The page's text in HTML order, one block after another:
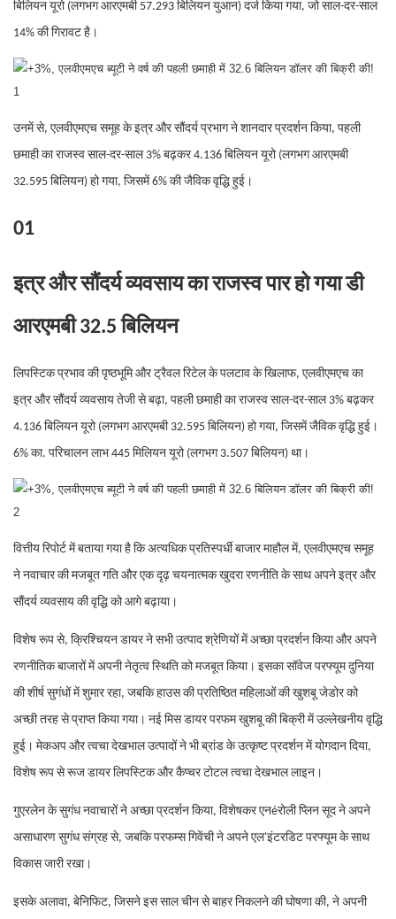
बिलियन यूरो (लगभग आरएमबी 57.293 बिलियन युआन) दर्ज किया गया, जो साल-दर-साल
14% की गिरावट है।
उनमें से, एलवीएमएच समूह के इत्र और सौंदर्य प्रभाग ने शानदार प्रदर्शन किया, पहली
छमाही का राजस्व साल-दर-साल 3% बढ़कर 4.136 बिलियन यूरो (लगभग आरएमबी
32.595 बिलियन) हो गया, जिसमें 6% की जैविक वृद्धि हुई।
01
इत्र और सौंदर्य व्यवसाय का राजस्व पार हो गयाडी
आरएमबी 32.5 बिलियन
लिपस्टिक प्रभाव की पृष्ठभूमि और ट्रैवल रिटेल के पलटाव के खिलाफ, एलवीएमएच का
इत्र और सौंदर्य व्यवसाय तेजी से बढ़ा, पहली छमाही का राजस्व साल-दर-साल 3% बढ़कर
4.136 बिलियन यूरो (लगभग आरएमबी 32.595 बिलियन) हो गया, जिसमें जैविक वृद्धि हुई।
6% का. परिचालन लाभ 445 मिलियन यूरो (लगभग 3.507 बिलियन) था।
वित्तीय रिपोर्ट में बताया गया है कि अत्यधिक प्रतिस्पर्धी बाजार माहौल में, एलवीएमएच समूह
ने नवाचार की मजबूत गति और एक दृढ़ चयनात्मक खुदरा रणनीति के साथ अपने इत्र और
सौंदर्य व्यवसाय की वृद्धि को आगे बढ़ाया।
विशेष रूप से, क्रिश्चियन डायर ने सभी उत्पाद श्रेणियों में अच्छा प्रदर्शन किया और अपने
रणनीतिक बाजारों में अपनी नेतृत्व स्थिति को मजबूत किया। इसका सॉवेज परफ्यूम दुनिया
की शीर्ष सुगंधों में शुमार रहा, जबकि हाउस की प्रतिष्ठित महिलाओं की खुशबू जेडोर को
अच्छी तरह से प्राप्त किया गया। नई मिस डायर परफम खुशबू की बिक्री में उल्लेखनीय वृद्धि
हुई। मेकअप और त्वचा देखभाल उत्पादों ने भी ब्रांड के उत्कृष्ट प्रदर्शन में योगदान दिया,
विशेष रूप से रूज डायर लिपस्टिक और कैप्चर टोटल त्वचा देखभाल लाइन।
गुएरलेन के सुगंध नवाचारों ने अच्छा प्रदर्शन किया, विशेषकर एनéरोली प्लिन सूद ने अपने
असाधारण सुगंध संग्रह से, जबकि परफम्स गिवेंची ने अपने एल'इंटरडिट परफ्यूम के साथ
विकास जारी रखा।
इसके अलावा, बेनिफिट, जिसने इस साल चीन से बाहर निकलने की घोषणा की, ने अपनी